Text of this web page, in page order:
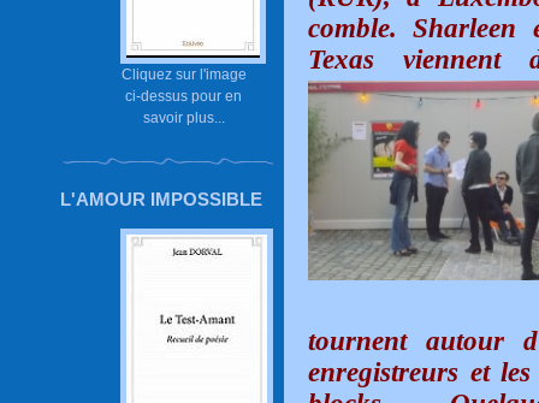
Cliquez sur l'image
ci-dessus pour en
savoir plus...
L'AMOUR IMPOSSIBLE
comble. Sharleen
Texas
tournent autour
enregistreurs et